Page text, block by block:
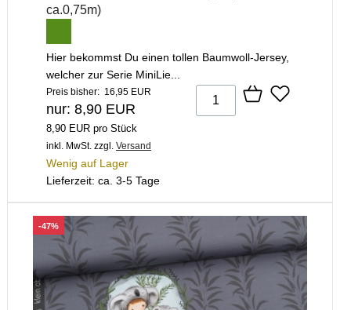
ca.0,75m)
Hier bekommst Du einen tollen Baumwoll-Jersey,
welcher zur Serie MiniLie...
Preis bisher: 16,95 EUR
nur: 8,90 EUR
8,90 EUR pro Stück
inkl. MwSt. zzgl. Versand
Wenig auf Lager
Lieferzeit: ca. 3-5 Tage
-47%